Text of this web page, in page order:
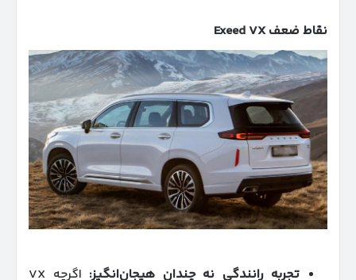
نقاط ضعفExeed VX
تجربه رانندگی نه چندان هیجان‌انگیز:
اگرچه VX